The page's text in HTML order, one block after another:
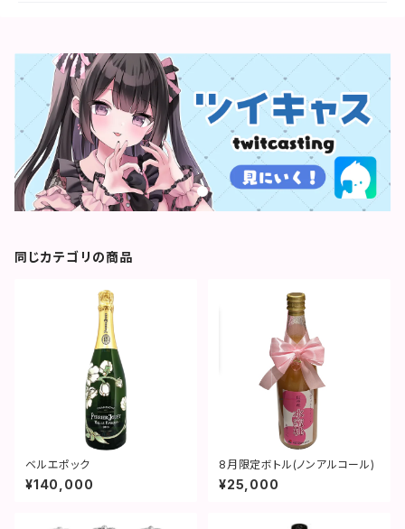
同じカテゴリの商品
ベルエポック
¥140,000
8月限定ボトル(ノンアルコール)
¥25,000